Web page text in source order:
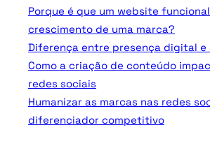
Porque é que um website
crescimento de uma marca?
Diferença entre presença digital
Como a criação de conteúdo
redes sociais
Humanizar as marcas nas redes
diferenciador competitivo